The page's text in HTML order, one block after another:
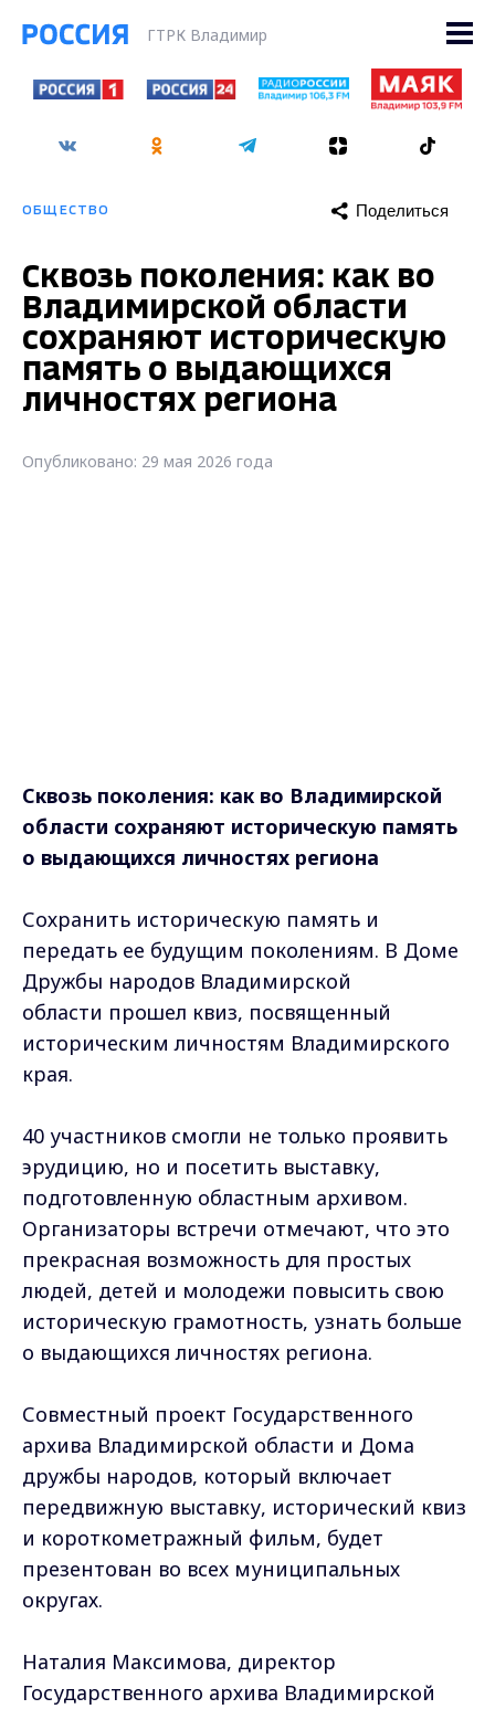
ГТРК Владимир
ОБЩЕСТВО Поделиться
Сквозь поколения: как во
Владимирской области
сохраняют историческую
память о выдающихся
личностях региона
Опубликовано: 29 мая 2026 года
Сквозь поколения: как во Владимирской
области сохраняют историческую память
о выдающихся личностях региона
Сохранить историческую память и
передать ее будущим поколениям. В Доме
Дружбы народов Владимирской
области прошел квиз, посвященный
историческим личностям Владимирского
края.
40 участников смогли не только проявить
эрудицию, но и посетить выставку,
подготовленную областным архивом.
Организаторы встречи отмечают, что это
прекрасная возможность для простых
людей, детей и молодежи повысить свою
историческую грамотность, узнать больше
о выдающихся личностях региона.
Совместный проект Государственного
архива Владимирской области и Дома
дружбы народов, который включает
передвижную выставку, исторический квиз
и короткометражный фильм, будет
презентован во всех муниципальных
округах.
Наталия Максимова, директор
Государственного архива Владимирской